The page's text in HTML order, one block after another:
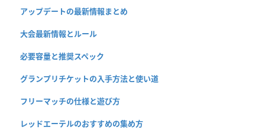
アップデートの最新情報まとめ
大会最新情報とルール
必要容量と推奨スペック
グランプリチケットの入手方法と使い道
フリーマッチの仕様と遊び方
レッドエーテルのおすすめの集め方